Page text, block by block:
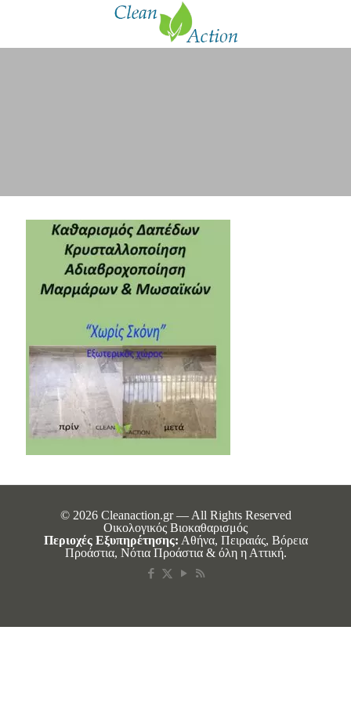
© 2026 Cleanaction.gr — All Rights Reserved
Οικολογικός Βιοκαθαρισμός
Περιοχές Εξυπηρέτησης: Αθήνα, Πειραιάς, Βόρεια
Προάστια, Νότια Προάστια & όλη η Αττική.